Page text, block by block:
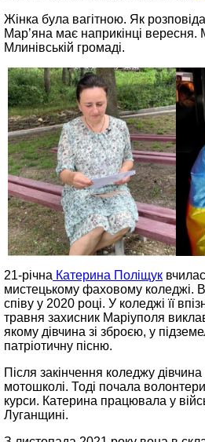
Жінка була вагітною. Як
Мар’яна має наприкінці
Млинівській громаді.
21-річна Катерина Поліщук
мистецькому фаховому коледжі.
співу у 2020 році. У коледжі її
травня захисник Маріуполя
якому дівчина зі зброєю, у
патріотичну пісню.
Після закінчення коледжу
мотошколі. Тоді почала
курси. Катерина працювала у
Луганщині.